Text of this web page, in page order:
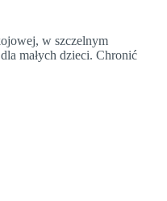
w szczelnym
małych dzieci. Chronić